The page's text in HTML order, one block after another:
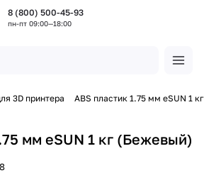
8 (800) 500-45-93
пн-пт 09:00—18:00
3D принтера ABS пластик 1.75 мм eSUN 1 кг
мм eSUN 1 кг (Бежевый)